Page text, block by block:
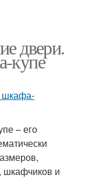
двери.
купе
– его
шкафчиков и